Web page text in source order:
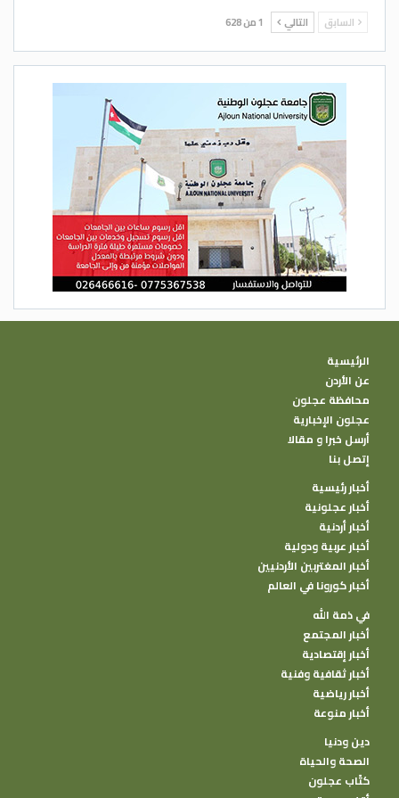
السابق التالي 1 من 628
الرئيسية
عن الأردن
محافظة عجلون
عجلون الإخبارية
أرسل خبرا و مقالا
إتصل بنا
أخبار رئيسية
أخبار عجلونية
أخبار أردنية
أخبار عربية ودولية
أخبار المغتربين الأردنيين
أخبار كورونا في العالم
في ذمة الله
أخبار المجتمع
أخبار إقتصادية
أخبار ثقافية وفنية
أخبار رياضية
أخبار منوعة
دين ودنيا
الصحة والحياة
كتًاب عجلون